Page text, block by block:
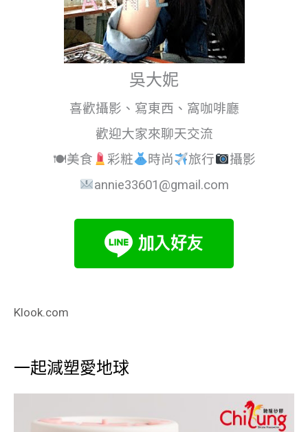
吳大妮
喜歡攝影、寫東西、窩咖啡廳
歡迎大家來聊天交流
🍽美食
彩粧 時尚 旅行
攝影
annie33601@gmail.com
Klook.com
一起減塑愛地球